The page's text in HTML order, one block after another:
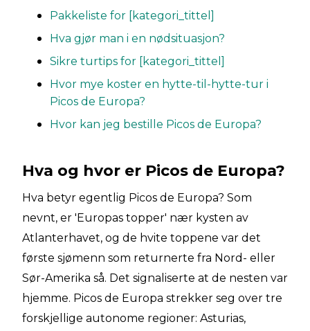
Pakkeliste for [kategori_tittel]
Hva gjør man i en nødsituasjon?
Sikre turtips for [kategori_tittel]
Hvor mye koster en hytte-til-hytte-tur i
Picos de Europa?
Hvor kan jeg bestille Picos de Europa?
Hva og hvor er Picos de Europa?
Hva betyr egentlig Picos de Europa? Som
nevnt, er 'Europas topper' nær kysten av
Atlanterhavet, og de hvite toppene var det
første sjømenn som returnerte fra Nord- eller
Sør-Amerika så. Det signaliserte at de nesten var
hjemme. Picos de Europa strekker seg over tre
forskjellige autonome regioner: Asturias,